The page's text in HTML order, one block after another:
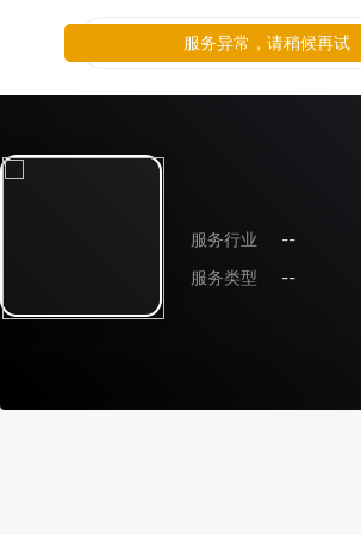
服务行业
--
服务类型
--
服务异常，请稍候再试